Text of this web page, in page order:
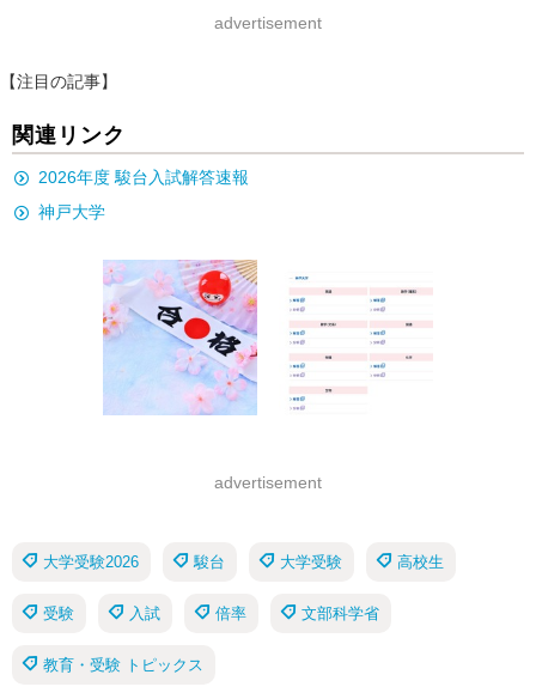
advertisement
【注目の記事】
関連リンク
2026年度 駿台入試解答速報
神戸大学
advertisement
大学受験2026 駿台 大学受験 高校生
受験 入試 倍率 文部科学省
教育・受験 トピックス